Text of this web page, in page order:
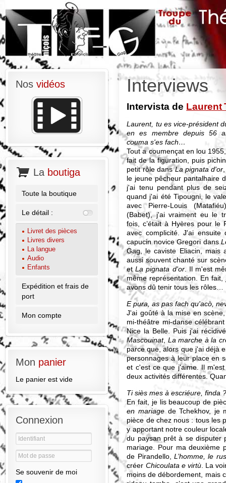
Interviews
Intervista de Laurent
Laurent, tu es vice-président
en es membre depuis 56
couma s'es fach…
Tout a coumençat en lou
fait de la figuration, puis
petit rôle dansLa pignata d'or
le jeune pêcheur pantalhaire
j'ai tenu pendant plus de
quand j'ai été Tipougni, le
avec Pierre-Louis
(Babet), j'ai vraiment eu le
fois, c’était à Hyères pour le
avec complicité. J'ai
capucin novice Gregori dans
Gag, le caviste Eliacin, mais
aussi souvent chanté sur
etLa pignata d'or. Il m'est
même représentation. En
avons dû tenir tous les rôles…
E pura, as pas fach qu'acò,
J'ai goûté à la mise en
mi-théâtre mi-danse
Nice la Belle. Puis j'ai
Mascouinat, La marche à la
parce que, alors que j'ai déjà
personnages à leur place en
et c'est ce que j'aime. Il
deux activités différentes.
Ti siès mes à escriéure, finda
En fait, je lis beaucoup de
en mariage de Tchekhov, je
pièce de chez nous : tous les
y apportant notre couleur
du paysan prêt à se disputer
mariage. Pour ma deuxième
de Pirandello,L’homme, le
créer Chicoulata e virtù. La
moins de débordement, mais
Nos vidéos
La boutiga
Toute la boutique
Le détail :
Livret des pièces
Livres divers
La langue
Audio
Enfants
Expédition et frais de
port
Mon compte
Mon panier
Le panier est vide
Connexion
Se souvenir de moi